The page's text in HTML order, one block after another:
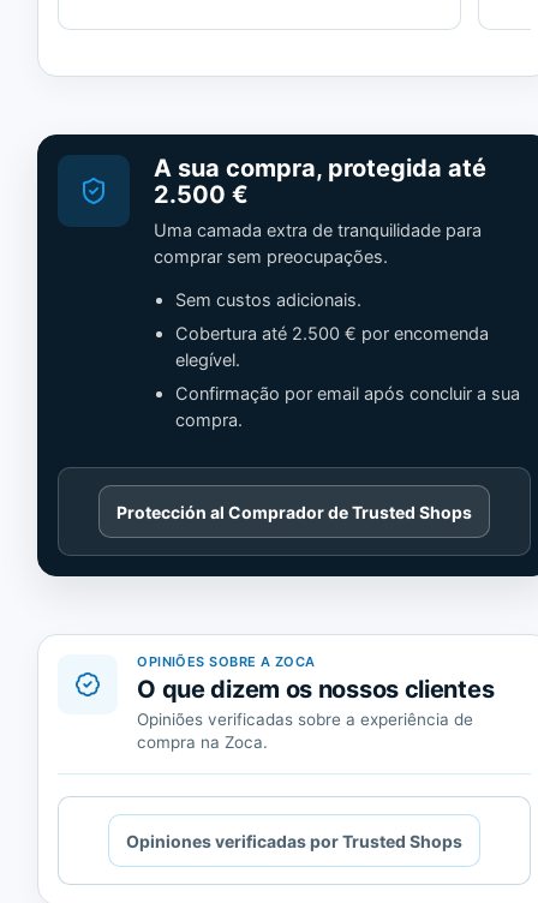
A sua compra, protegida até
2.500 €
Uma camada extra de tranquilidade para
comprar sem preocupações.
Sem custos adicionais.
Cobertura até 2.500 € por encomenda
elegível.
Confirmação por email após concluir a sua
compra.
Cargando
contenido
de
Trusted
Protección al Comprador de Trusted Shops
OPINIÕES SOBRE A ZOCA
O que dizem os nossos clientes
Opiniões verificadas sobre a experiência de
compra na Zoca.
Cargando
contenido
de
Opiniones verificadas por Trusted Shops